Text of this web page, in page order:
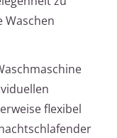
Waschen
flexibel